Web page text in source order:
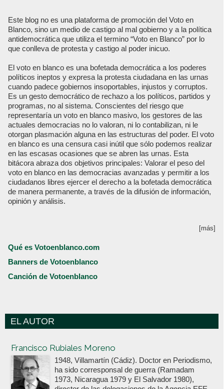
Este blog no es una plataforma de promoción del Voto en
Blanco, sino un medio de castigo al mal gobierno y a la política
antidemocrática que utiliza el termino “Voto en Blanco” por lo
que conlleva de protesta y castigo al poder inicuo.
El voto en blanco es una bofetada democrática a los poderes
políticos ineptos y expresa la protesta ciudadana en las urnas
cuando padece gobiernos insoportables, injustos y corruptos.
Es un gesto democrático de rechazo a los políticos, partidos y
programas, no al sistema. Conscientes del riesgo que
representaría un voto en blanco masivo, los gestores de las
actuales democracias no lo valoran, ni lo contabilizan, ni le
otorgan plasmación alguna en las estructuras del poder. El voto
en blanco es una censura casi inútil que sólo podemos realizar
en las escasas ocasiones que se abren las urnas. Esta
bitácora abraza dos objetivos principales: Valorar el peso del
voto en blanco en las democracias avanzadas y permitir a los
ciudadanos libres ejercer el derecho a la bofetada democrática
de manera permanente, a través de la difusión de información,
opinión y análisis.
[más]
Qué es Votoenblanco.com
Banners de Votoenblanco
Canción de Votoenblanco
EL AUTOR
Francisco Rubiales Moreno
1948, Villamartín (Cádiz). Doctor en Periodismo,
ha sido corresponsal de guerra (Ramadam
1973, Nicaragua 1979 y El Salvador 1980),